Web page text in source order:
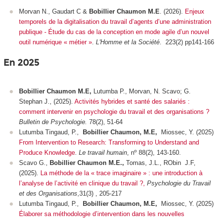
Morvan N., Gaudart C & Bobillier Chaumon M.E . (2026).
Enjeux
temporels de la digitalisation du travail d’agents d’une administration
publique - Étude du cas de la conception en mode agile d’un nouvel
outil numérique « métier » L'Homme et la Société . 223(2) pp141-166
En 2025
Bobillier Chaumon M.E, Lutumba P., Morvan, N. Scavo; G.
Stephan J., (2025). Activités hybrides et santé des salariés :
comment intervenir en psychologie du travail et des organisations ?
Bulletin de Psychologie. 78(2), 51-64
Lutumba Tingaud, P.,
Bobillier Chaumon, M.E,
Miossec, Y. (2025)
From Intervention to Research: Transforming to Understand and
Produce Knowledge. Le travail humain, nº 88(2), 143-160.
Scavo G., Bobillier Chaumon M.E., Tomas, J.L., RObin J.F,
(2025). La méthode de la « trace imaginaire » : une introduction à
l’analyse de l’activité en clinique du travail ?, Psychologie du Travail
et des Organisations,31(3) , 205-217
Lutumba Tingaud, P.,
Bobillier Chaumon, M.E,
Miossec, Y. (2025)
Élaborer sa méthodologie d’intervention dans les nouvelles